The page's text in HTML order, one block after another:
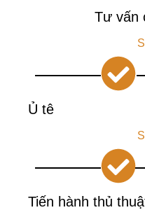
Tư vấn
Ủ tê
Tiến hành thủ